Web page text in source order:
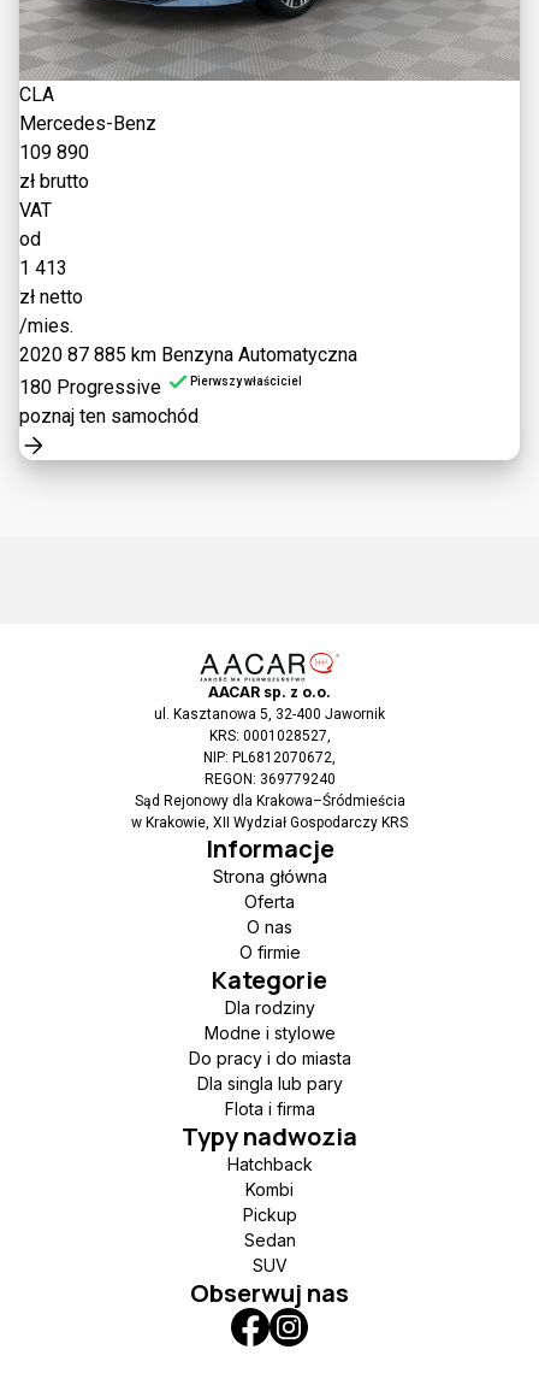
CLA
Mercedes-Benz
109 890
zł brutto
VAT
od
1 413
zł netto
/mies.
2020 87 885 km Benzyna Automatyczna
180 Progressive
Pierwszy właściciel
poznaj ten samochód
AACAR sp. z o.o.
ul. Kasztanowa 5, 32-400 Jawornik
KRS: 0001028527,
NIP: PL6812070672,
REGON: 369779240
Sąd Rejonowy dla Krakowa–Śródmieścia
w Krakowie, XII Wydział Gospodarczy KRS
Informacje
Strona główna
Oferta
O nas
O firmie
Kategorie
Dla rodziny
Modne i stylowe
Do pracy i do miasta
Dla singla lub pary
Flota i firma
Typy nadwozia
Hatchback
Kombi
Pickup
Sedan
SUV
Obserwuj nas